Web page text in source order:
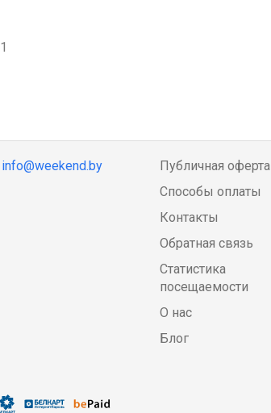
1
info@weekend.by
Публичная оферта
Способы оплаты
Контакты
Обратная связь
Статистика
посещаемости
О нас
Блог